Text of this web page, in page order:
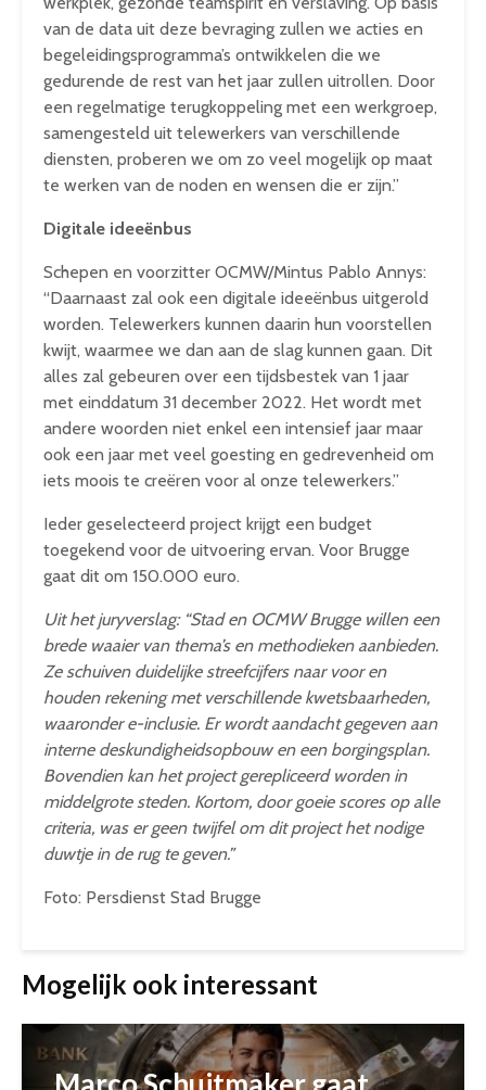
van de data uit deze bevraging zullen we acties en
begeleidingsprogramma’s ontwikkelen die we
gedurende de rest van het jaar zullen uitrollen. Door
een regelmatige terugkoppeling met een werkgroep,
samengesteld uit telewerkers van verschillende
diensten, proberen we om zo veel mogelijk op maat
te werken van de noden en wensen die er zijn.”
Digitale ideeënbus
Schepen en voorzitter OCMW/Mintus Pablo Annys:
“Daarnaast zal ook een digitale ideeënbus uitgerold
worden. Telewerkers kunnen daarin hun voorstellen
kwijt, waarmee we dan aan de slag kunnen gaan. Dit
alles zal gebeuren over een tijdsbestek van 1 jaar
met einddatum 31 december 2022. Het wordt met
andere woorden niet enkel een intensief jaar maar
ook een jaar met veel goesting en gedrevenheid om
iets moois te creëren voor al onze telewerkers.”
Ieder geselecteerd project krijgt een budget
toegekend voor de uitvoering ervan. Voor Brugge
gaat dit om 150.000 euro.
Uit het juryverslag: “Stad en OCMW Brugge willen een
brede waaier van thema’s en methodieken aanbieden.
Ze schuiven duidelijke streefcijfers naar voor en
houden rekening met verschillende kwetsbaarheden,
waaronder e-inclusie. Er wordt aandacht gegeven aan
interne deskundigheidsopbouw en een borgingsplan.
Bovendien kan het project gerepliceerd worden in
middelgrote steden. Kortom, door goeie scores op alle
criteria, was er geen twijfel om dit project het nodige
duwtje in de rug te geven.”
Foto: Persdienst Stad Brugge
Mogelijk ook interessant